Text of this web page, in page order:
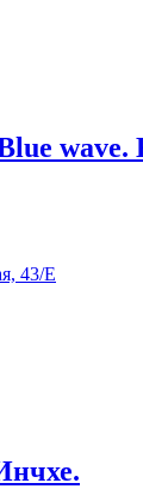
wave.
43/Е